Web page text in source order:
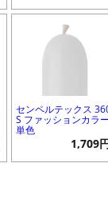
センペルテックス
S ファッションカラー
単色
1,709